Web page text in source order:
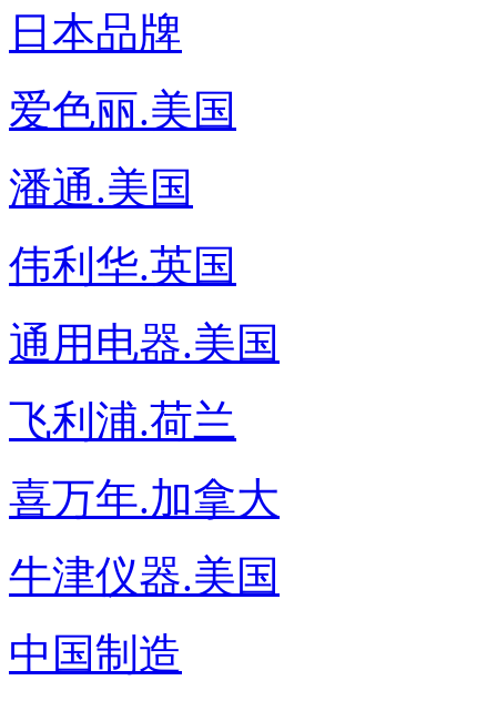
日本品牌
爱色丽.美国
潘通.美国
伟利华.英国
通用电器.美国
飞利浦.荷兰
喜万年.加拿大
牛津仪器.美国
中国制造